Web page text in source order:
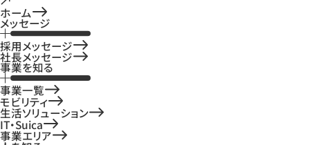
ホーム
メッセージ
採用メッセージ
社長メッセージ
事業を知る
事業一覧
モビリティ
生活ソリューション
IT・Suica
事業エリア